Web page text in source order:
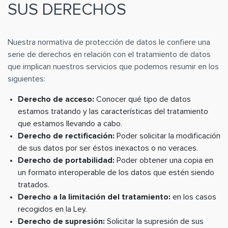
SUS DERECHOS
Nuestra normativa de protección de datos le confiere una
serie de derechos en relación con el tratamiento de datos
que implican nuestros servicios que podemos resumir en los
siguientes:
Derecho de acceso: Conocer qué tipo de datos
estamos tratando y las características del tratamiento
que estamos llevando a cabo.
Derecho de rectificación: Poder solicitar la modificación
de sus datos por ser éstos inexactos o no veraces.
Derecho de portabilidad: Poder obtener una copia en
un formato interoperable de los datos que estén siendo
tratados.
Derecho a la limitación del tratamiento: en los casos
recogidos en la Ley.
Derecho de supresión: Solicitar la supresión de sus